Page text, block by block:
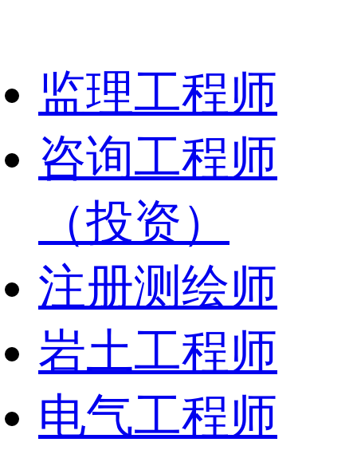
监理工程师
咨询工程师
（投资）
注册测绘师
岩土工程师
电气工程师